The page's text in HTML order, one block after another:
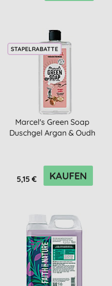
STAPELRABATTE
Marcel's Green Soap
Duschgel Argan & Oudh
5,15 € KAUFEN